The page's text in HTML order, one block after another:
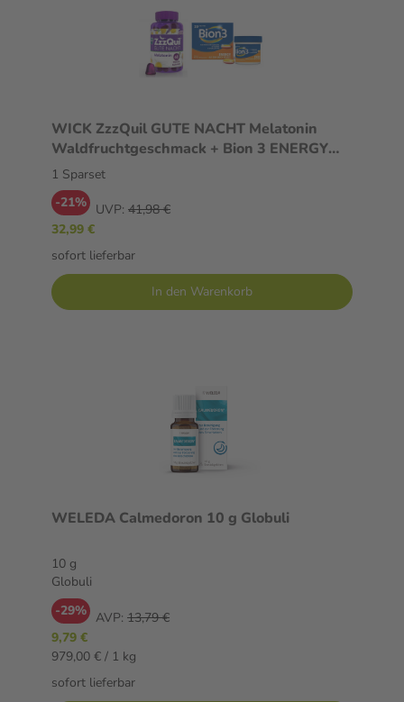
WICK ZzzQuil GUTE NACHT Melatonin
Waldfruchtgeschmack + Bion 3 ENERGY
Set 1 Sparset
1 Sparset
-21% UVP: 41,98 €
32,99 €
sofort lieferbar
In den Warenkorb
WELEDA Calmedoron 10 g Globuli
10 g
Globuli
-29% AVP: 13,79 €
9,79 €
979,00 € / 1 kg
sofort lieferbar